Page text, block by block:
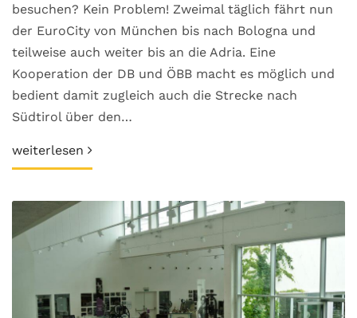
besuchen? Kein Problem! Zweimal täglich fährt nun
der EuroCity von München bis nach Bologna und
teilweise auch weiter bis an die Adria. Eine
Kooperation der DB und ÖBB macht es möglich und
bedient damit zugleich auch die Strecke nach
Südtirol über den…
weiterlesen